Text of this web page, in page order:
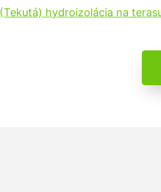
(Tekutá) hydroizolácia na